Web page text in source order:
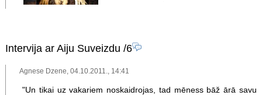
Intervija ar Aiju Suveizdu /6
Agnese Dzene, 04.10.2011., 14:41
"Un tikai uz vakariem noskaidrojas, tad mēness bāž ārā savu